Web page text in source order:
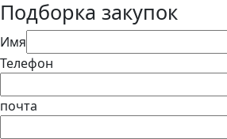
Подборка закупок
Имя
Телефон
почта